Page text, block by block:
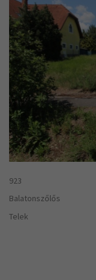
923
Balatonszőlős
Telek